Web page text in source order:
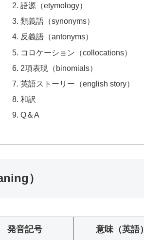
語源（etymology）
類義語（synonyms）
反義語（antonyms）
コロケーション（collocations）
2項表現（binomials）
英語ストーリー（english story）
和訳
Q＆A
）
発音記号 意味（英語）